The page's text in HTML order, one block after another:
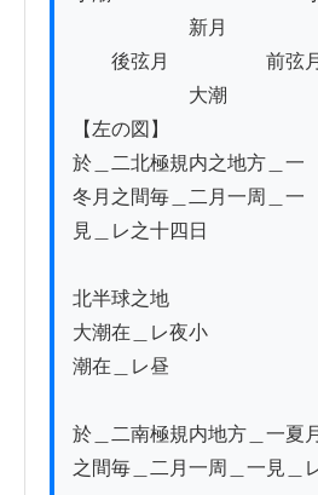
新月
後弦月　　　　　前弦月
大潮
【左の図】
於＿二北極規内之地方＿一
冬月之間毎＿二月一周＿一
見＿レ之十四日
北半球之地
大潮在＿レ夜小
潮在＿レ昼
於＿二南極規内地方＿一夏月
之間毎＿二月一周＿一見＿